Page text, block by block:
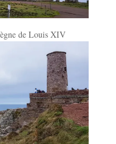
de Louis XIV